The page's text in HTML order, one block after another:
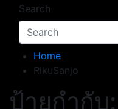
Search
Home
RikuSanjo
ป้ายกำกับ: